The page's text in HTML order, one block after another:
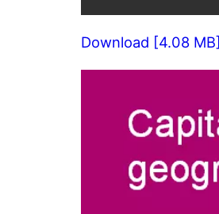
Download [4.08 MB]